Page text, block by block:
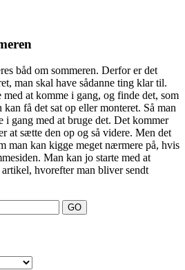
båd om sommeren. Derfor er det
man skal have sådanne ting klar til.
med at komme i gang, og finde det, som
få det sat op eller monteret. Så man
i gang med at bruge det. Det kommer
at sætte den op og så videre. Men det
man kan kigge meget nærmere på, hvis
Man kan jo starte med at
hvorefter man bliver sendt